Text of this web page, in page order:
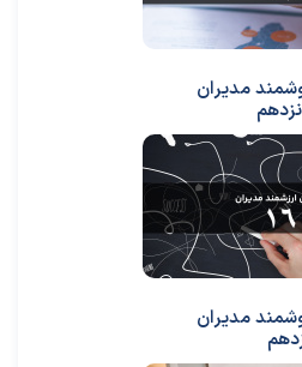
مدیران
مدیران